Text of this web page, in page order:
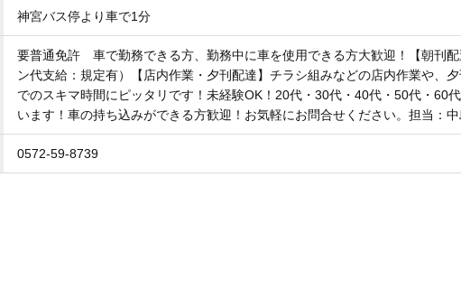
神宮バス停より車で1分
要普通免許 車で勤務できる方、勤務中に車を使用できる方大歓迎！【朝刊
ン代支給：規定有）【店内作業・夕刊配達】チラシ組みなどの店内作業や、
でのスキマ時間にピッタリです！未経験OK！20代・30代・40代・50代・60
います！車の持ち込みができる方歓迎！お気軽にお問合せください。担当：
0572-59-8739